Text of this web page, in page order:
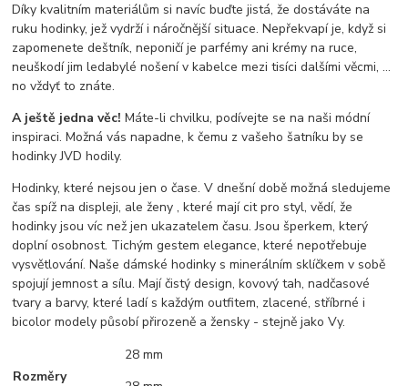
Díky kvalitním materiálům si navíc buďte jistá, že dostáváte na
ruku hodinky, jež vydrží i náročnější situace. Nepřekvapí je, když si
zapomenete deštník, neponičí je parfémy ani krémy na ruce,
neuškodí jim ledabylé nošení v kabelce mezi tisíci dalšími věcmi, …
no vždyť to znáte.
A ještě jedna věc! Máte-li chvilku, podívejte se na naši módní
inspiraci. Možná vás napadne, k čemu z vašeho šatníku by se
hodinky JVD hodily.
Hodinky, které nejsou jen o čase. V dnešní době možná sledujeme
čas spíž na displeji, ale ženy , které mají cit pro styl, vědí, že
hodinky jsou víc než jen ukazatelem času. Jsou šperkem, který
doplní osobnost. Tichým gestem elegance, které nepotřebuje
vysvětlování. Naše dámské hodinky s minerálním sklíčkem v sobě
spojují jemnost a sílu. Mají čistý design, kovový tah, nadčasové
tvary a barvy, které ladí s každým outfitem, zlacené, stříbrné i
bicolor modely působí přirozeně a žensky - stejně jako Vy.
Rozměry
28 mm